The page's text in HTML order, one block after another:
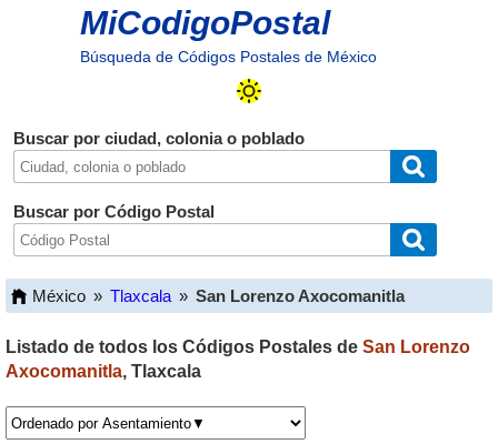
MiCodigoPostal
Búsqueda de Códigos Postales de México
Buscar por ciudad, colonia o poblado
Buscar por Código Postal
México » Tlaxcala » San Lorenzo Axocomanitla
Listado de todos los Códigos Postales de San Lorenzo
Axocomanitla, Tlaxcala